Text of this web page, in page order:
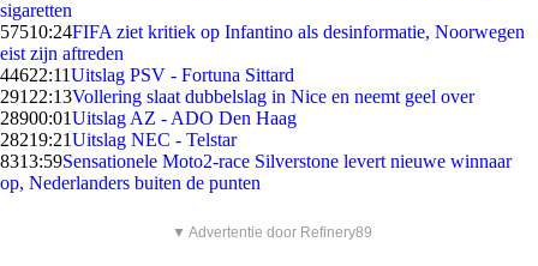
sigaretten
57510:24FIFA ziet kritiek op Infantino als desinformatie, Noorwegen
eist zijn aftreden
44622:11Uitslag PSV - Fortuna Sittard
291 22:13Vollering slaat dubbelslag in Nice en neemt geel over
28900:01Uitslag AZ - ADO Den Haag
28219:21Uitslag NEC - Telstar
8313:59Sensationele Moto2-race Silverstone levert nieuwe winnaar
op, Nederlanders buiten de punten
▼ Advertentie door Refinery89